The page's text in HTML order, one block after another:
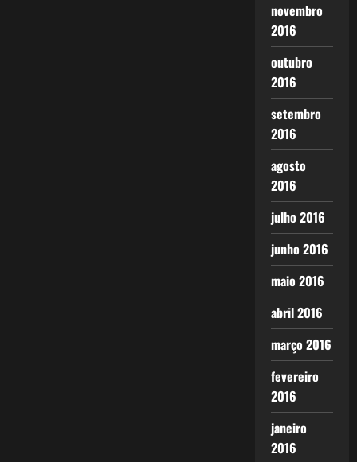
novembro
2016
outubro
2016
setembro
2016
agosto
2016
julho 2016
junho 2016
maio 2016
abril 2016
março 2016
fevereiro
2016
janeiro
2016